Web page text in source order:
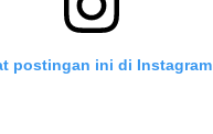
postingan ini di Instagram